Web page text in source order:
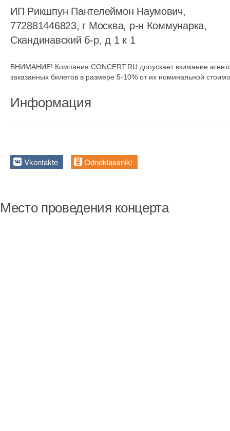
ИП Рикшпун Пантелеймон Наумович,
772881446823, г Москва, р-н Коммунарка,
Скандинавский б-р, д 1 к 1
ВНИМАНИЕ! Компания CONCERT.RU допускает взимание
заказанных билетов в размере 5-10% от их номинальной
Информация
Vkontakte Odnoklassniki
Место проведения концерта